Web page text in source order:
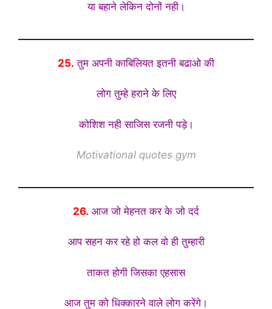
या बहाने लेकिन दोनों नही।
25. तुम अपनी काबिलियत इतनी बढाओ की
लोग तुम्हे हराने के लिए
कोशिश नही साजिस रजनी पड़े।
Motivational quotes gym
26. आज जो मेहनत कर के जो दर्द
आप सहन कर रहे हो कल वो ही तुम्हारी
ताकत होगी जिसका एहसास
आज तुम को धिक्कारने वाले लोग करेंगे।